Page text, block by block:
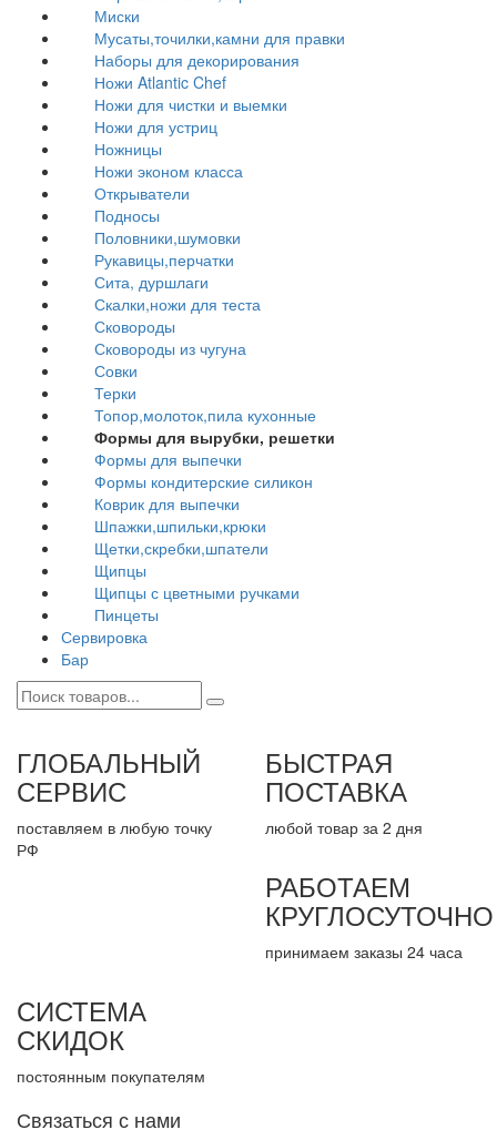
Миски
Мусаты,точилки,камни для правки
Наборы для декорирования
Ножи Atlantic Chef
Ножи для чистки и выемки
Ножи для устриц
Ножницы
Ножи эконом класса
Открыватели
Подносы
Половники,шумовки
Рукавицы,перчатки
Сита, дуршлаги
Скалки,ножи для теста
Сковороды
Сковороды из чугуна
Совки
Терки
Топор,молоток,пила кухонные
Формы для вырубки, решетки
Формы для выпечки
Формы кондитерские силикон
Коврик для выпечки
Шпажки,шпильки,крюки
Щетки,скребки,шпатели
Щипцы
Щипцы с цветными ручками
Пинцеты
Сервировка
Бар
ГЛОБАЛЬНЫЙ
СЕРВИС
поставляем в любую точку
РФ
БЫСТРАЯ
ПОСТАВКА
любой товар за 2 дня
РАБОТАЕМ
КРУГЛОСУТОЧНО
принимаем заказы 24 часа
СИСТЕМА
СКИДОК
постоянным покупателям
Связаться с нами